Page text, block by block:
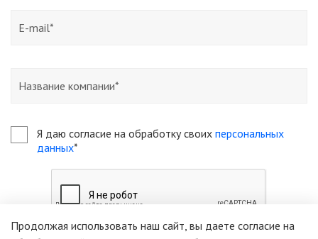
Я даю согласие на обработку своих персональных
данных*
Продолжая использовать наш сайт, вы даете согласие на